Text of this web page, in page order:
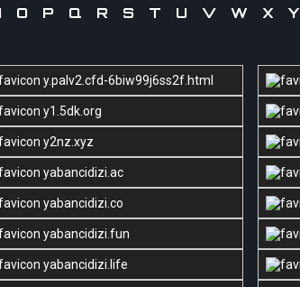
O P Q R S T U V W X Y
y.palv2.cfd-6biw99j6ss2f.html
y1.5dk.org
y2nz.xyz
yabancidizi.ac
yabancidizi.co
yabancidizi.fun
yabancidizi.life